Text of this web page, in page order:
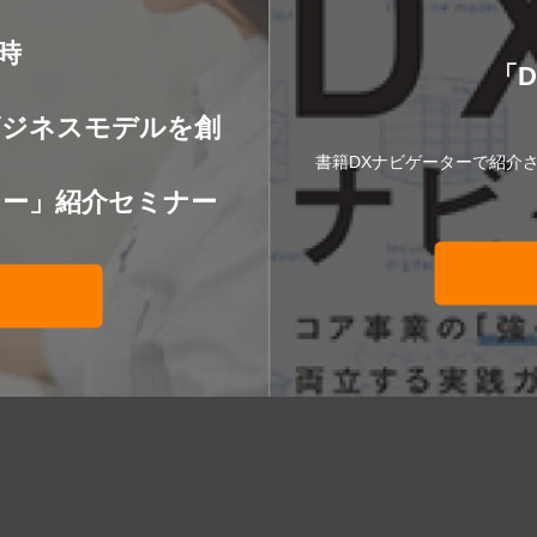
ネスモデルを創
」紹介セミナー
「
書籍DXナビゲーターで紹介